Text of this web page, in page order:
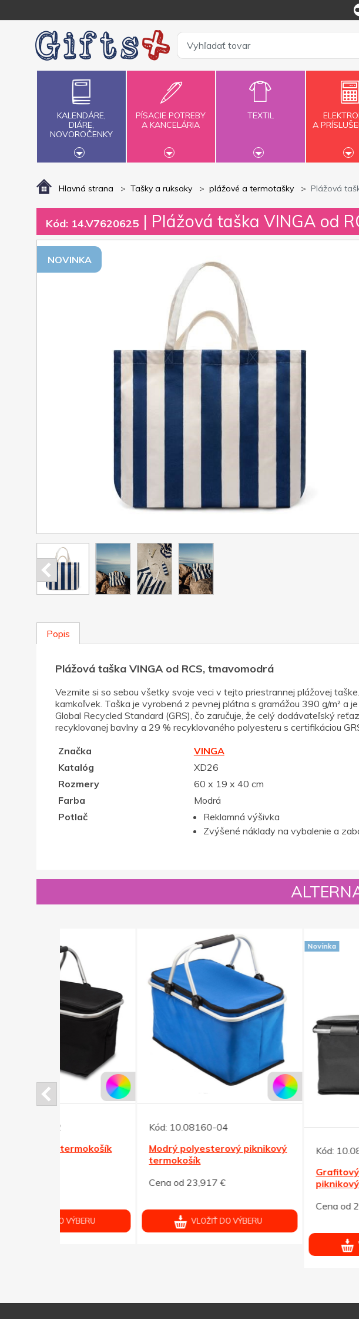
KALENDÁRE,
DIÁRE,
NOVOROČENKY
PÍSACIE POTREBY
A KANCELÁRIA
TEXTIL
A
Hlavná strana Tašky a ruksaky plážové a termotašky Plážová
Kód: 14.V7620625 | Plážová taška VINGA od
NOVINKA
Popis
Plážová taška VINGA od RCS, tmavomodrá
Vezmite si so sebou všetky svoje veci v tejto priestrannej plážovej
kamkoľvek. Taška je vyrobená z pevnej plátna s gramážou 390 g/m²
Global Recycled Standard (GRS), čo zaručuje, že celý dodávateľský
recyklovanej bavlny a 29 % recyklovaného polyesteru s certifikáciou
Značka
VINGA
Katalóg
XD26
Rozmery
60 x 19 x 40 cm
Farba
Modrá
Potlač
Reklamná výšivka
Zvýšené náklady na vybalenie a
10.08160-04
Modrý polyesterový piknikový
Cena od 23,917 €
VLOŽIŤ DO VÝBERU
Novinka
Kód:10.08160-41
Grafitový polyesterový
piknikový termokošík
Cena od 23,917 €
VLOŽIŤ DO VÝBERU